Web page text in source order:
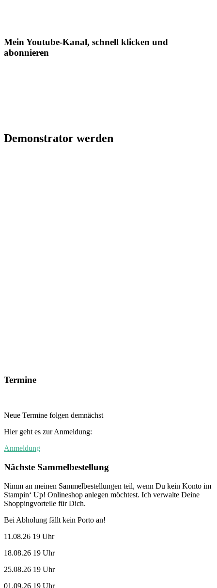
Mein Youtube-Kanal, schnell klicken und
abonnieren
Demonstrator werden
Termine
Neue Termine folgen demnächst
Hier geht es zur Anmeldung:
Anmeldung
Nächste Sammelbestellung
Nimm an meinen Sammelbestellungen teil, wenn Du kein Konto im
Stampin‘ Up! Onlineshop anlegen möchtest. Ich verwalte Deine
Shoppingvorteile für Dich.
Bei Abholung fällt kein Porto an!
11.08.26 19 Uhr
18.08.26 19 Uhr
25.08.26 19 Uhr
01.09.26 19 Uhr